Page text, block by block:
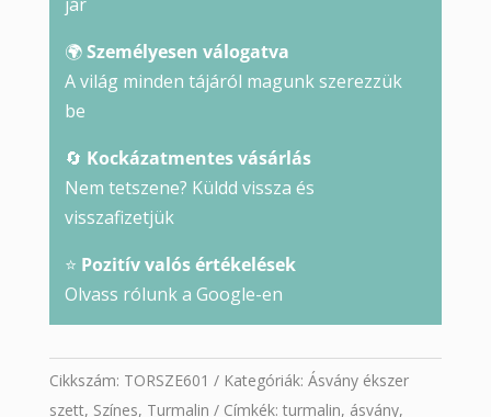
jár
🌍Személyesen válogatva
A világ minden tájáról magunk szerezzük
be
🔄 Kockázatmentes vásárlás
Nem tetszene? Küldd vissza és
visszafizetjük
⭐ Pozitív valós értékelések
Olvass rólunk a Google-en
Cikkszám: TORSZE601 Kategóriák: Ásvány ékszer
szett, Színes, Turmalin Címkék: turmalin, ásvány,